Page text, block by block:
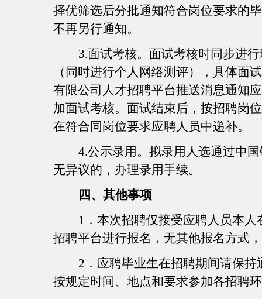
择优筛选后分批通知符合岗位要求的
不再另行通知。
3.面试考核。面试考核时同步进
（同时进行个人网络测评），具体面
有限公司人才招聘平台推送消息通知
加面试考核。面试结束后，按招聘岗
在符合同岗位要求应聘人员中递补。
4.公示录用。拟录用人选通过中
无异议的，办理录用手续。
四、其他事项
1．本次招聘仅接受应聘人员本
招聘平台进行报名，无其他报名方式
2．应聘毕业生在招聘期间请保
按规定时间、地点和要求参加各招聘